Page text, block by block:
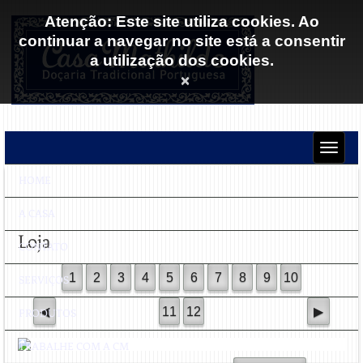
CONTATO
SERVIÇOS
PRODUTOS
TRABALHE COM A CM
Loja
Atenção: Este site utiliza cookies. Ao
continuar a navegar no site está a consentir
a utilização dos cookies.
×